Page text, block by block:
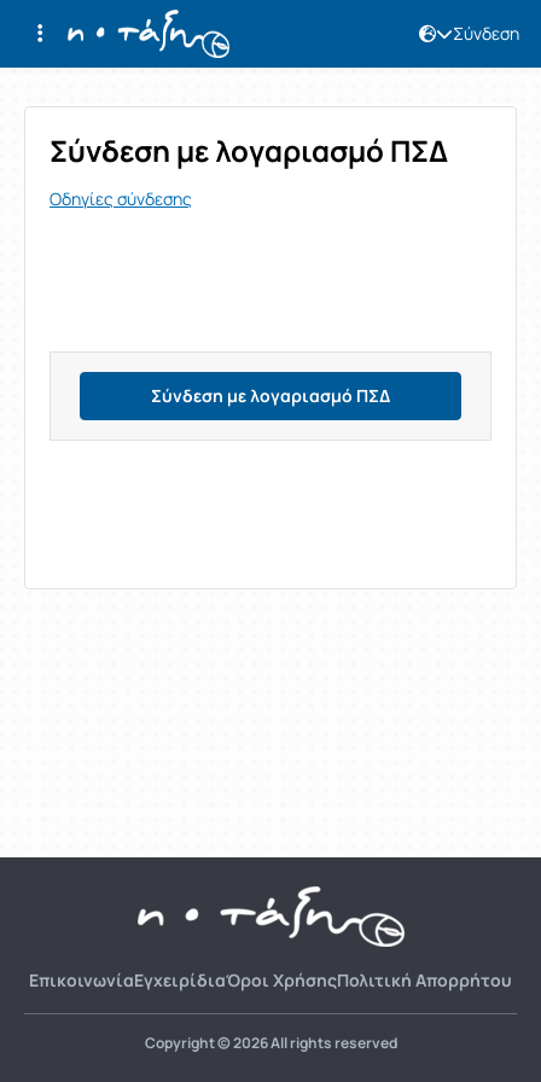
Σύνδεση
Σύνδεση
Σύνδεση με λογαριασμό ΠΣΔ
Οδηγίες σύνδεσης
Σύνδεση με λογαριασμό ΠΣΔ
ΕπικοινωνίαΕγχειρίδιαΌροι ΧρήσηςΠολιτική Απορρήτου
Copyright © 2026 All rights reserved